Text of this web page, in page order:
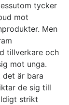
tycker
mot
Men
tillverkare och
mot unga.
det är bara
de sig till
strikt